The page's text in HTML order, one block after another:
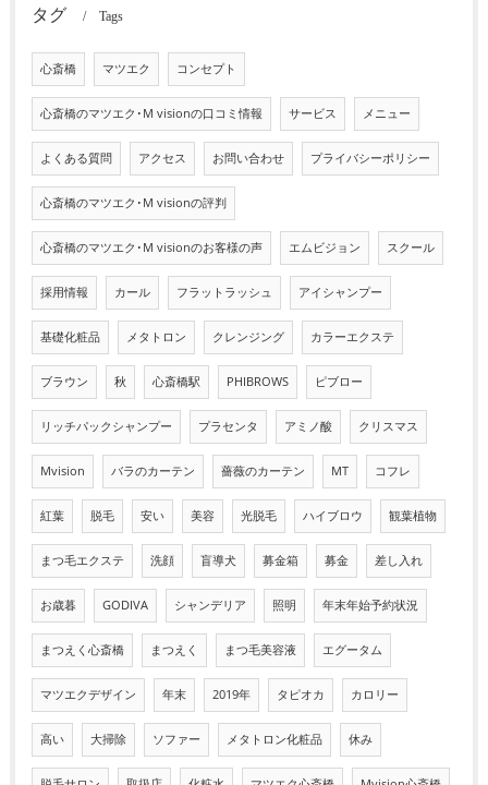
タグ Tags
心斎橋 マツエク コンセプト
心斎橋のマツエク･M visionの口コミ情報 サービス メニュー
よくある質問 アクセス お問い合わせ プライバシーポリシー
心斎橋のマツエク･M visionの評判
心斎橋のマツエク･M visionのお客様の声 エムビジョン スクール
採用情報 カール フラットラッシュ アイシャンプー
基礎化粧品 メタトロン クレンジング カラーエクステ
ブラウン 秋 心斎橋駅 PHIBROWS ピブロー
リッチパックシャンプー プラセンタ アミノ酸 クリスマス
Mvision バラのカーテン 薔薇のカーテン MT コフレ
紅葉 脱毛 安い 美容 光脱毛 ハイブロウ 観葉植物
まつ毛エクステ 洗顔 盲導犬 募金箱 募金 差し入れ
お歳暮 GODIVA シャンデリア 照明 年末年始予約状況
まつえく心斎橋 まつえく まつ毛美容液 エグータム
マツエクデザイン 年末 2019年 タピオカ カロリー
高い 大掃除 ソファー メタトロン化粧品 休み